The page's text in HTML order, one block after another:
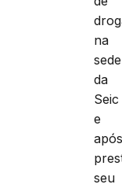
na
sede
da
Seic
e
seu